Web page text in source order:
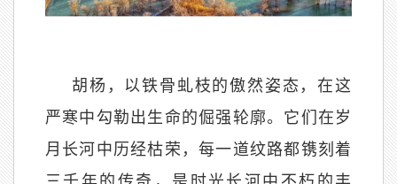
胡杨，以铁骨虬枝的傲然姿态，在这
严寒中勾勒出生命的倔强轮廓。它们在岁
月长河中历经枯荣，每一道纹路都镌刻着